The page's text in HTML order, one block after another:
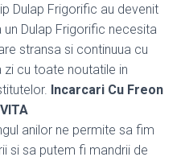
Dulap Frigorific au devenit
Dulap Frigorific necesita
stransa si continuua cu
cu toate noutatile in
Incarcari Cu Freon
anilor ne permite sa fim
si sa putem fi mandrii de